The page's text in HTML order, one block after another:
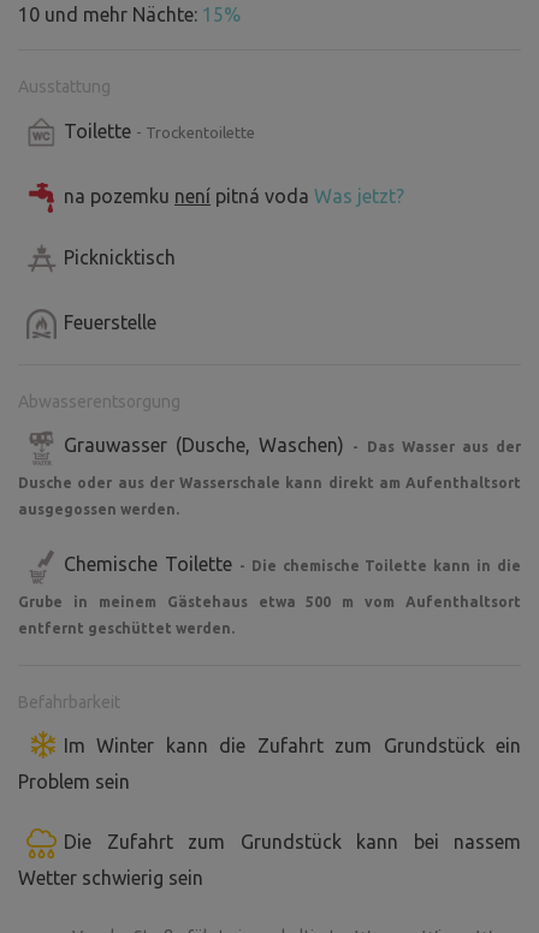
10 und mehr Nächte: 15%
Ausstattung
Toilette - Trockentoilette
na pozemku není pitná voda Was jetzt?
Picknicktisch
Feuerstelle
Abwasserentsorgung
Grauwasser (Dusche, Waschen) - Das Wasser aus der
Dusche oder aus der Wasserschale kann direkt am Aufenthaltsort
ausgegossen werden.
Chemische Toilette - Die chemische Toilette kann in die
Grube in meinem Gästehaus etwa 500 m vom Aufenthaltsort
entfernt geschüttet werden.
Befahrbarkeit
Im Winter kann die Zufahrt zum Grundstück ein
Problem sein
Die Zufahrt zum Grundstück kann bei nassem
Wetter schwierig sein